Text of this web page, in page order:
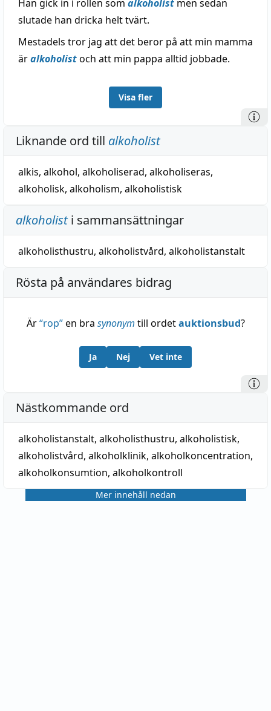
Han gick in i rollen som alkoholist men sedan
slutade han dricka helt tvärt.
Mestadels tror jag att det beror på att min mamma
äralkoholistoch att min pappa alltid jobbade.
Visa fler
Liknande ord till alkoholist
alkis, alkohol, alkoholiserad, alkoholiseras,
alkoholisk, alkoholism, alkoholistisk
alkoholisti sammansättningar
alkoholisthustru, alkoholistvård, alkoholistanstalt
Rösta på användares bidrag
Är“rop”en bra synonym till ordetauktionsbud?
Ja Nej Vet inte
Nästkommande ord
alkoholistanstalt, alkoholisthustru, alkoholistisk,
alkoholistvård, alkoholklinik, alkoholkoncentration,
alkoholkonsumtion, alkoholkontroll
Mer innehåll nedan